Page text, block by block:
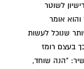
לשוטר
והוא אומר
שנוכל לעשות
בעצם רומז
"הנה שוחד,